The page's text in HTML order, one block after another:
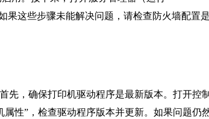
果这些步骤未能解决问题，请检查防火墙配置
先，确保打印机驱动程序是最新版本。打开控
性”，检查驱动程序版本并更新。如果问题仍